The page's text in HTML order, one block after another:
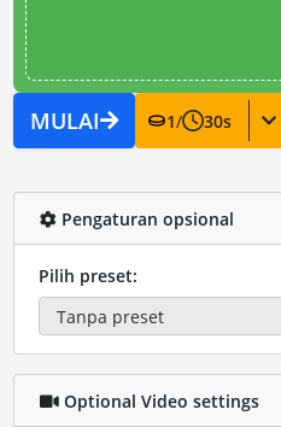
MULAI 1/ 30s
Pengaturan opsional
Pilih preset:
Optional Video settings